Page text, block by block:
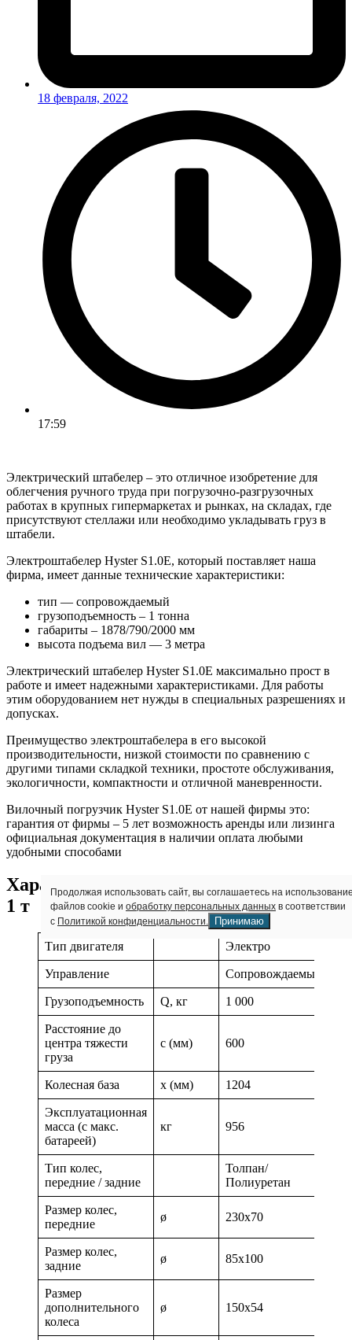
18 февраля, 2022
17:59
Электрический штабелер – это отличное изобретение для
облегчения ручного труда при погрузочно-разгрузочных
работах в крупных гипермаркетах и рынках, на складах, где
присутствуют стеллажи или необходимо укладывать груз в
штабели.
Электроштабелер Hyster S1.0E, который поставляет наша
фирма, имеет данные технические характеристики:
тип — сопровождаемый
грузоподъемность – 1 тонна
габариты – 1878/790/2000 мм
высота подъема вил — 3 метра
Электрический штабелер Hyster S1.0E максимально прост в
работе и имеет надежными характеристиками. Для работы
этим оборудованием нет нужды в специальных разрешениях и
допусках.
Преимущество электроштабелера в его высокой
производительности, низкой стоимости по сравнению с
другими типами складкой техники, простоте обслуживания,
экологичности, компактности и отличной маневренности.
Вилочный погрузчик Hyster S1.0E от нашей фирмы это:
гарантия от фирмы – 5 лет возможность аренды или лизинга
официальная документация в наличии оплата любыми
удобными способами
Характеристики Штабелер Hyster S1.0,
1 т
Тип двигателя Электро
Управление Сопровождаемый
Грузоподъемность Q, кг 1 000
Расстояние до
центра тяжести
груза
c (мм) 600
Колесная база x (мм) 1204
Эксплуатационная
масса (с макс.
батареей)
кг 956
Тип колес,
передние / задние
Толпан/
Полиуретан
Размер колес,
передние
ø 230х70
Размер колес,
задние
ø 85х100
Размер
дополнительного
колеса
ø 150х54
Продолжая использовать сайт, вы соглашаетесь на
файлов cookie и обработку персональных данных в соответствии
с Политикой конфиденциальности. Принимаю